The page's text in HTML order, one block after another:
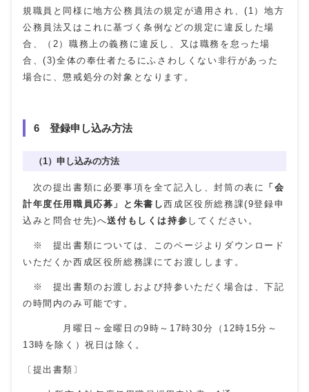
規職員と同様に地方公務員法の規定が適用され、(1）地方
公務員法又はこれに基づく条例などの規定に違反した場
合、（2）職務上の義務に違反し、又は職務を怠った場
合、(3)全体の奉仕者たるにふさわしくない非行があった
場合に、懲戒処分の対象となります。
6 登録申し込み方法
（1）申し込みの方法
次の提出書類に必要事項を全て記入し、封筒の表に
「会
計年度任用職員応募」と朱書し西成区役所総務課(9登録申
込みと問合せ先)へ送付もしくは持参 してください。
※ 提出書類については、このページよりダウンロード
いただくか西成区役所総務課にてお渡しします。
※ 提出書類のお渡しおよび持参いただく場合は、下記
の時間内のみ可能です。
月曜日～金曜日の9時～17時30分（12時15分～
13時を除く）祝日は除く。
〔提出書類〕